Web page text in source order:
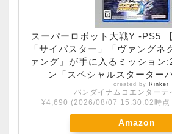
スーパーロボット大戦Y -PS5
「サイバスター」「ヴァングネ
ァング」が手に入るミッション
ン「スペシャルスターター
created by Rinker
バンダイナムコエンターテ
¥4,690 (2026/08/07 15:30:02時点
Amazon